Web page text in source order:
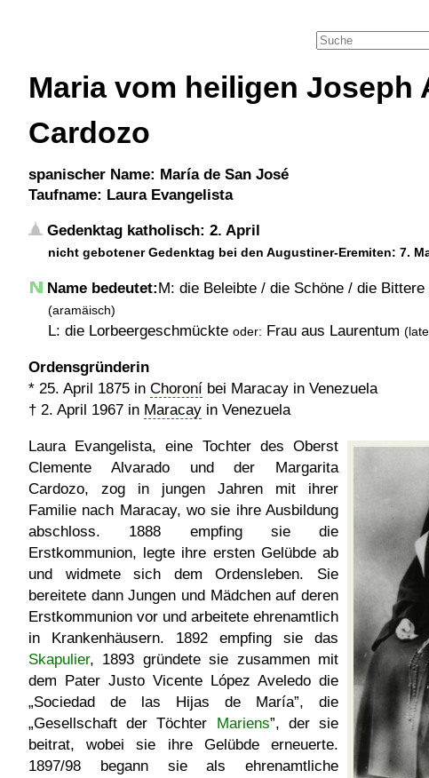
Maria vom heiligen Joseph
Cardozo
spanischer Name: María de San José
Taufname: Laura Evangelista
Gedenktag katholisch: 2. April
nicht gebotener Gedenktag bei den Augustiner-Eremiten: 7.
Name bedeutet:M: die Beleibte / die Schöne / die
(aramäisch)
L: die Lorbeergeschmückte oder: Frau aus Laurentum
Ordensgründerin
* 25. April 1875 in Choroní bei Maracay in Venezuela
† 2. April 1967 in Maracay in Venezuela
Laura Evangelista, eine Tochter des Oberst
Clemente Alvarado und der Margarita
Cardozo, zog in jungen Jahren mit ihrer
Familie nach Maracay, wo sie ihre Ausbildung
abschloss. 1888 empfing sie die
Erstkommunion, legte ihre ersten Gelübde ab
und widmete sich dem Ordensleben. Sie
bereitete dann Jungen und Mädchen auf deren
Erstkommunion vor und arbeitete ehrenamtlich
in Krankenhäusern. 1892 empfing sie das
Skapulier, 1893 gründete sie zusammen mit
dem Pater Justo Vicente López Aveledo die
Sociedad de las Hijas de María , die
Gesellschaft der Töchter Mariens , der sie
beitrat, wobei sie ihre Gelübde erneuerte.
1897/98 begann sie als ehrenamtliche